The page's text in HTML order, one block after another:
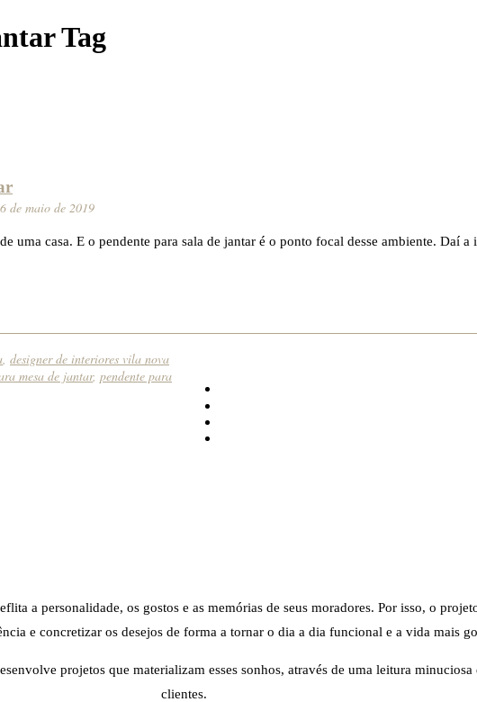
Tag
de maio de 2019
uma casa. E o pendente para sala de jantar é o ponto focal desse ambiente. Daí
, designer de interiores vila nova
mesa de jantar, pendente para
a personalidade, os gostos e as memórias de seus moradores. Por isso, o
e concretizar os desejos de forma a tornar o dia a dia funcional e a vida mais
projetos que materializam esses sonhos, através de uma leitura minuciosa
clientes.